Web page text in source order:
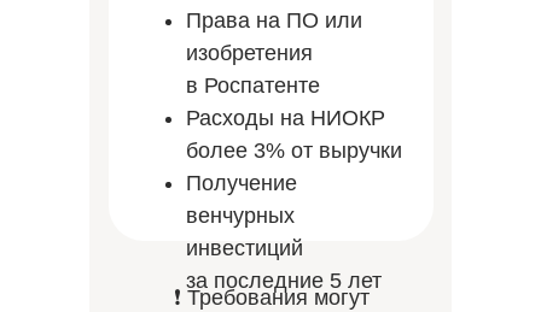
Права на ПО или
изобретения
в Роспатенте
Расходы на НИОКР
более 3% от выручки
Получение
венчурных
инвестиций
за последние 5 лет
❗ Требования могут